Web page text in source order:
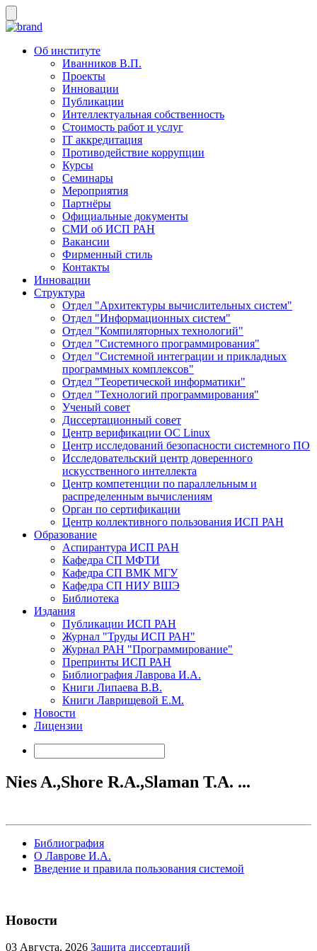
Об институте
Иванников В.П.
Проекты
Инновации
Публикации
Интеллектуальная собственность
Стоимость работ и услуг
IT аккредитация
Противодействие коррупции
Курсы
Семинары
Мероприятия
Партнёры
Официальные документы
СМИ об ИСП РАН
Вакансии
Фирменный стиль
Контакты
Инновации
Структура
Отдел "Архитектуры вычислительных систем"
Отдел "Информационных систем"
Отдел "Компиляторных технологий"
Отдел "Системного программирования"
Отдел "Системной интеграции и прикладных
программных комплексов"
Отдел "Теоретической информатики"
Отдел "Технологий программирования"
Ученый совет
Диссертационный совет
Центр верификации ОС Linux
Центр исследований безопасности системного ПО
Исследовательский центр доверенного
искусственного интеллекта
Центр компетенции по параллельным и
распределенным вычислениям
Орган по сертификации
Центр коллективного пользования ИСП РАН
Образование
Аспирантура ИСП РАН
Кафедра СП МФТИ
Кафедра СП ВМК МГУ
Кафедра СП НИУ ВШЭ
Библиотека
Издания
Публикации ИСП РАН
Журнал "Труды ИСП РАН"
Журнал РАН "Программирование"
Препринты ИСП РАН
Библиография Лаврова И.А.
Книги Липаева В.В.
Книги Лаврищевой Е.М.
Новости
Лицензии
Nies A.,Shore R.A.,Slaman T.A. ...
Библиография
О Лаврове И.А.
Введение и правила пользования системой
Новости
03 Августа, 2026 Защита диссертаций